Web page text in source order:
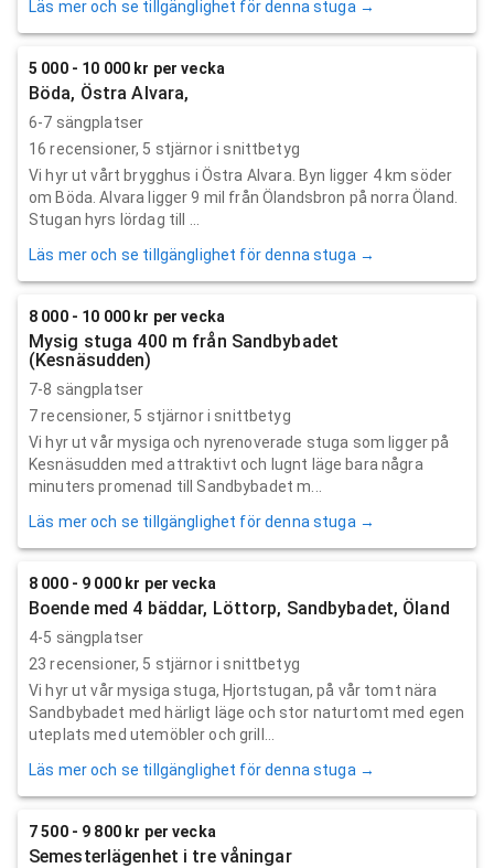
Läs mer och se tillgänglighet för denna stuga →
5 000 - 10 000 kr per vecka
Böda, Östra Alvara,
6-7 sängplatser
16 recensioner, 5 stjärnor i snittbetyg
Vi hyr ut vårt brygghus i Östra Alvara. Byn ligger 4 km söder
om Böda. Alvara ligger 9 mil från Ölandsbron på norra Öland.
Stugan hyrs lördag till ...
Läs mer och se tillgänglighet för denna stuga →
8 000 - 10 000 kr per vecka
Mysig stuga 400 m från Sandbybadet
(Kesnäsudden)
7-8 sängplatser
7recensioner, 5 stjärnor i snittbetyg
Vi hyr ut vår mysiga och nyrenoverade stuga som ligger på
Kesnäsudden med attraktivt och lugnt läge bara några
minuters promenad till Sandbybadet m...
Läs mer och se tillgänglighet för denna stuga →
8 000 - 9 000 kr per vecka
Boende med 4 bäddar, Löttorp, Sandbybadet, Öland
4-5 sängplatser
23 recensioner, 5 stjärnor i snittbetyg
Vi hyr ut vår mysiga stuga, Hjortstugan, på vår tomt nära
Sandbybadet med härligt läge och stor naturtomt med egen
uteplats med utemöbler och grill...
Läs mer och se tillgänglighet för denna stuga →
7 500 - 9 800 kr per vecka
Semesterlägenhet i tre våningar